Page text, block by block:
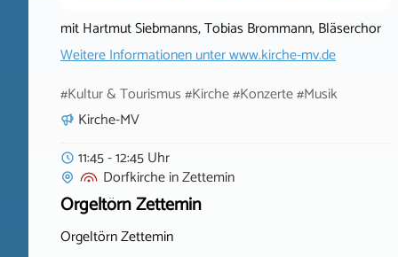
mit Hartmut Siebmanns, Tobias Brommann, Bläserchor
Weitere Informationen unterwww.kirche-mv.de
#Kultur & Tourismus #Kirche #Konzerte #Musik
Kirche-MV
11:45 - 12:45 Uhr
DorfkircheinZettemin
Orgeltörn Zettemin
Orgeltörn Zettemin